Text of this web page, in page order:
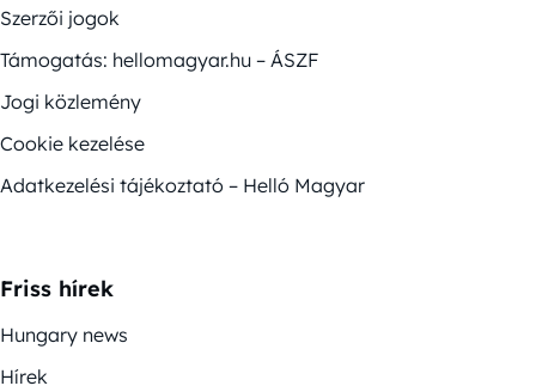
Szerzői jogok
Támogatás: hellomagyar.hu – ÁSZF
Jogi közlemény
Cookie kezelése
Adatkezelési tájékoztató – Helló Magyar
Friss hírek
Hungary news
Hírek